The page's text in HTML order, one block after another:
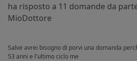
ha risposto a 11 domande da
MioDottore
Salve avrei bisogno di porvi una domanda
53 anni e l'ultimo ciclo me